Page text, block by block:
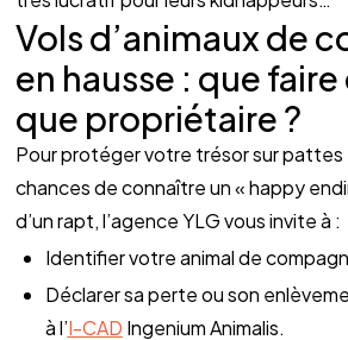
Vols d’animaux de
en hausse : que
que propriétaire ?
Pour protéger votre trésor sur pattes
chances de connaître un « happy
d’un rapt, l’agence YLG vous invite à :
Identifier votre animal de
Déclarer sa perte ou son
à l’I-CAD Ingenium Animalis.